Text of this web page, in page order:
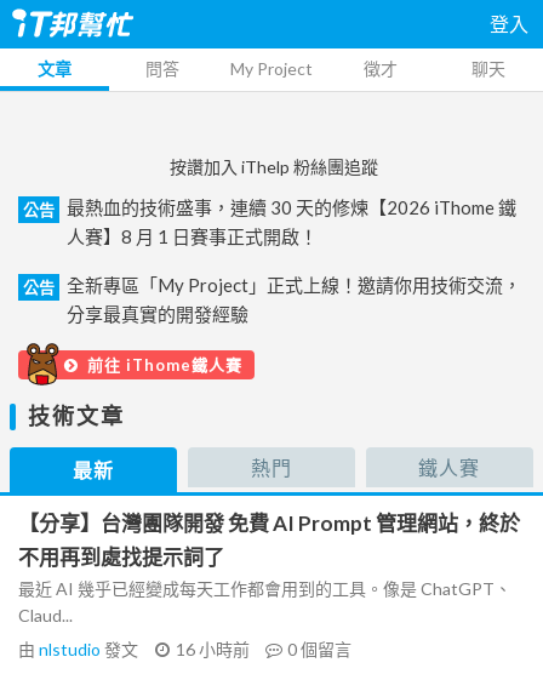
登入
文章 問答 My Project 徵才 聊天
按讚加入 iThelp 粉絲團追蹤
公告
最熱血的技術盛事，連續 30 天的修煉【2026 iThome 鐵
人賽】8 月 1 日賽事正式開啟！
公告
全新專區「My Project」正式上線！邀請你用技術交流，
分享最真實的開發經驗
前往 iThome鐵人賽
技術文章
最新 熱門 鐵人賽
【分享】台灣團隊開發 免費 AI Prompt 管理網站，終於
不用再到處找提示詞了
最近 AI 幾乎已經變成每天工作都會用到的工具。像是 ChatGPT、
Claud...
由 nlstudio 發文 16 小時前 0個留言